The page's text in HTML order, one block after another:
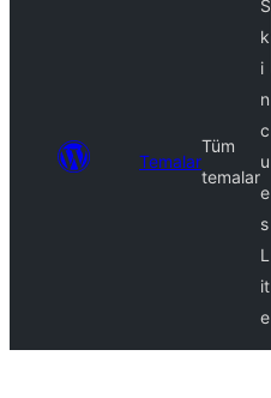
Temalar
Tüm
temalar
S
k
i
n
c
u
e
s
L
it
e